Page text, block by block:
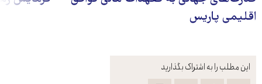
این مطلب را به اشتراک بگذارید
اقلیمی پاریس